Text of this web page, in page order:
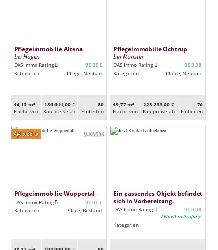
Pflegeimmobilie Altena
bei Hagen
DAS Immo Rating
Kategorien
Pflege, Neubau
46,15 m²
Fläche von
186.644,00 €
Kaufpreise ab
80
Ein­heiten
Pflegeimmobilie Ochtrup
bei Münster
DAS Immo Rating
Kategorien
Pflege, Neubau
49,77 m²
Fläche von
223.233,00 €
Kaufpreise ab
76
Ein­heiten
DA00536
AfA 3,85 %
Pflegeimmobilie Wuppertal
DAS Immo Rating
Kategorien
Pflege, Bestand
Ein passendes Objekt befindet
sich in Vorbereitung.
DAS Immo Rating
Aktuell in Prüfung
Kategorien